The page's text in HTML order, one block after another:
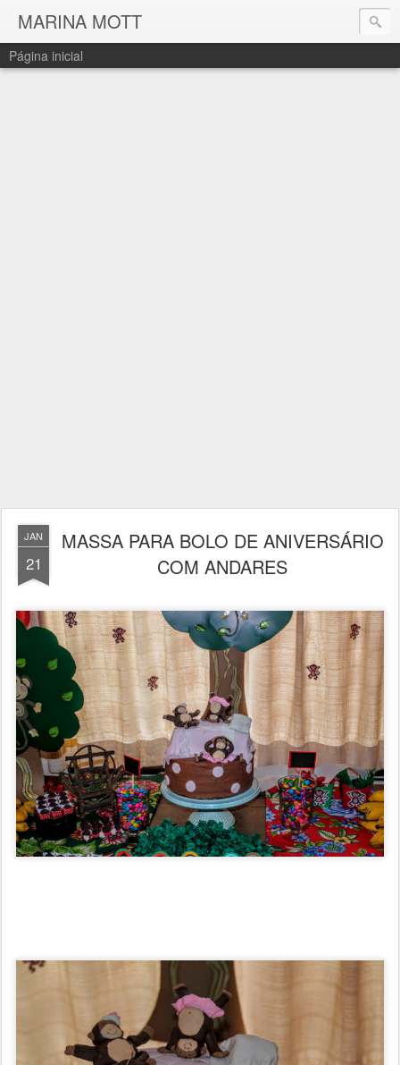
MARINA MOTT
Página inicial
JAN
21
MASSA PARA BOLO DE ANIVERSÁRIO
COM ANDARES